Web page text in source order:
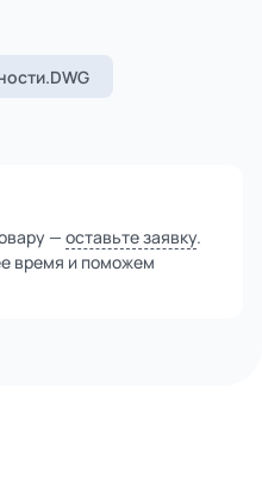
— оставьте заявку.
время и поможем